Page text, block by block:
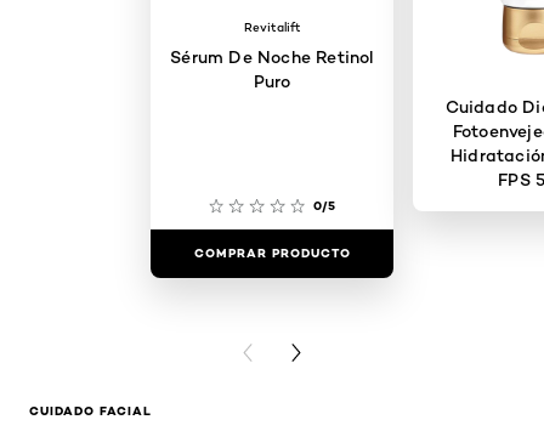
Revitalift
Sérum De Noche Retinol
Puro
0/5
COMPRAR PRODUCTO
Cuidado
FPS
PREVIOUS CARD
NEXT CARD
CUIDADO FACIAL